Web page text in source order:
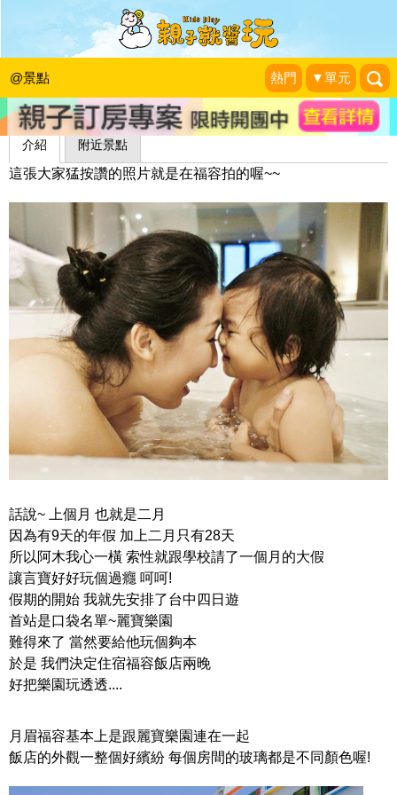
@景點 熱門 ▼單元
福容大飯店(福容月眉)
言寶貝的小衣櫥
介紹 附近景點
這張大家猛按讚的照片就是在福容拍的喔~~
話說~ 上個月 也就是二月
因為有9天的年假 加上二月只有28天
所以阿木我心一橫 索性就跟學校請了一個月的大假
讓言寶好好玩個過癮 呵呵!
假期的開始 我就先安排了台中四日遊
首站是口袋名單~麗寶樂園
難得來了 當然要給他玩個夠本
於是 我們決定住宿福容飯店兩晚
好把樂園玩透透....
月眉福容基本上是跟麗寶樂園連在一起
飯店的外觀一整個好繽紛 每個房間的玻璃都是不同顏色喔!